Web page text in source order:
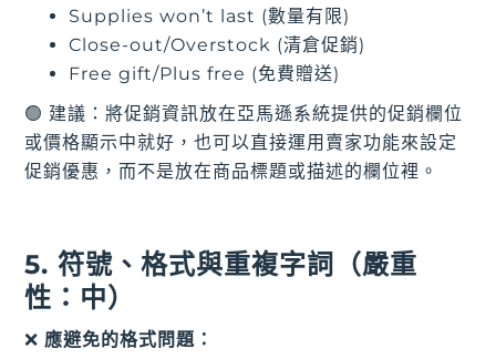
Supplies won’t last (數量有限)
Close-out/Overstock (清倉促銷)
Free gift/Plus free (免費贈送)
🟢 建議：將促銷資訊放在亞馬遜系統提供的促銷欄位
或價格顯示中就好，也可以直接運用賣家功能來設定
促銷優惠，而不是放在商品標題或描述的欄位裡。
5. 符號、格式與重複字詞（嚴重
性：中）
❌應避免的格式問題：